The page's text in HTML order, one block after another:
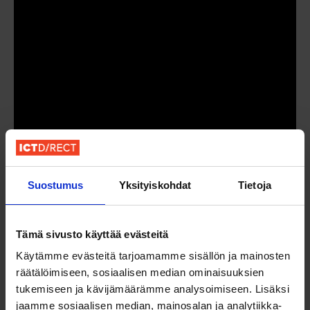
Suostumus Yksityiskohdat Tietoja
Tämä sivusto käyttää evästeitä
Käytämme evästeitä tarjoamamme sisällön ja mainosten
räätälöimiseen, sosiaalisen median ominaisuuksien
tukemiseen ja kävijämäärämme analysoimiseen. Lisäksi
jaamme sosiaalisen median, mainosalan ja analytiikka-
Tiesithän, että toimimme tiukasti